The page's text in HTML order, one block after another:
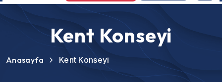
Kent Konseyi
Anasayfa Kent Konseyi